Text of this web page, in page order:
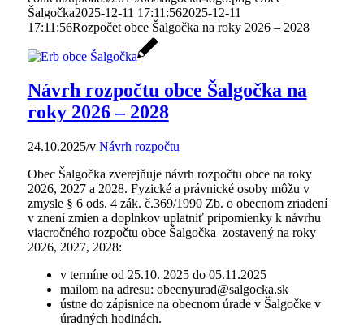
Šalgočka2025-12-11 17:11:562025-12-11
17:11:56Rozpočet obce Šalgočka na roky 2026 – 2028
Návrh rozpočtu obce Šalgočka na
roky 2026 – 2028
24.10.2025/v Návrh rozpočtu
Obec Šalgočka zverejňuje návrh rozpočtu obce na roky
2026, 2027 a 2028. Fyzické a právnické osoby môžu v
zmysle § 6 ods. 4 zák. č.369/1990 Zb. o obecnom zriadení
v znení zmien a doplnkov uplatniť pripomienky k návrhu
viacročného rozpočtu obce Šalgočka zostavený na roky
2026, 2027, 2028:
v termíne od 25.10. 2025 do 05.11.2025
mailom na adresu: obecnyurad@salgocka.sk
ústne do zápisnice na obecnom úrade v Šalgočke v
úradných hodinách.